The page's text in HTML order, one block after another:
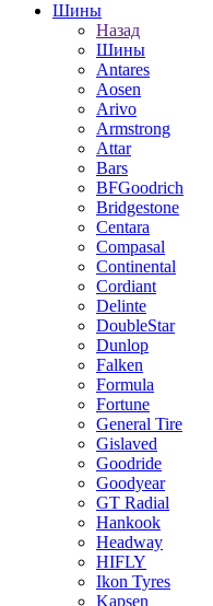
Шины
Назад
Шины
Antares
Aosen
Arivo
Armstrong
Attar
Bars
BFGoodrich
Bridgestone
Centara
Compasal
Continental
Cordiant
Delinte
DoubleStar
Dunlop
Falken
Formula
Fortune
General Tire
Gislaved
Goodride
Goodyear
GT Radial
Hankook
Headway
HIFLY
Ikon Tyres
Kapsen